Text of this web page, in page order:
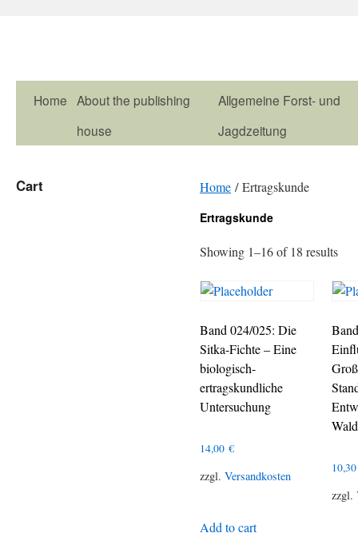
Home About the publishing
house
Allgemeine Forst- und
Jagdzeitung
Home / Ertragskunde
Ertragskunde
Showing 1–16 of 18 results
Band 024/025: Die
Sitka-Fichte – Eine
biologisch-
ertragskundliche
Untersuchung
14,00 €
zzgl. Versandkosten
Add to cart
zzgl.
Cart